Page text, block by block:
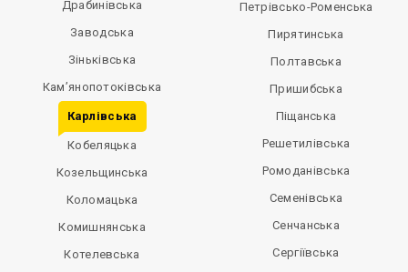
Драбинівська
Заводська
Зіньківська
Кам’янопотоківська
Карлівська
Кобеляцька
Козельщинська
Коломацька
Комишнянська
Котелевська
Петрівсько-Роменська
Пирятинська
Полтавська
Пришибська
Піщанська
Решетилівська
Ромоданівська
Семенівська
Сенчанська
Сергіївська